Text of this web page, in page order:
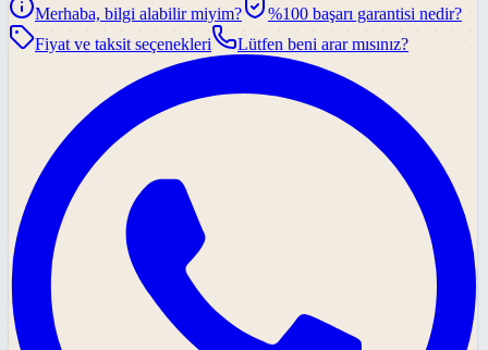
Merhaba, bilgi alabilir miyim?
%100 başarı garantisi nedir?
Fiyat ve taksit seçenekleri
Lütfen beni arar mısınız?